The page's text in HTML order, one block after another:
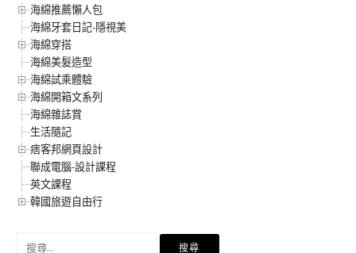
海綿推薦懶人包
海綿牙套日記-隱視美
海綿穿搭
海綿美髮造型
海綿試乘體驗
海綿開箱文系列
海綿雜誌賞
生活隨記
痞客邦網頁設計
聯成電腦-設計課程
英文課程
韓國旅遊自由行